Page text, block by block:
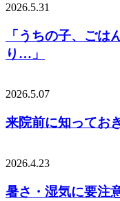
2026.5.31
「うちの子、ごは
り…」
2026.5.07
来院前に知ってお
2026.4.23
暑さ・湿気に要注